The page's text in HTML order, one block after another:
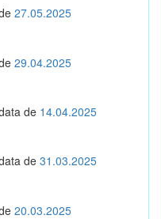
27.05.2025
29.04.2025
de 14.04.2025
de 31.03.2025
20.03.2025